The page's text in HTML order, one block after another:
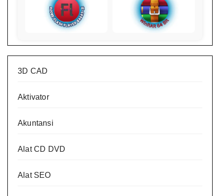
3D CAD
Aktivator
Akuntansi
Alat CD DVD
Alat SEO